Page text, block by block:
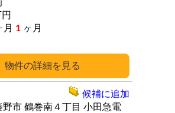
詳細
円
月 1 ヶ月
野市 鶴巻南４丁目 小田急電
候補に追加